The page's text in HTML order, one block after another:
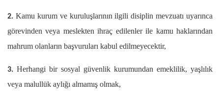
2. Kamu kurum ve kuruluşlarının ilgili disiplin mevzuatı uyarınca
görevinden veya meslekten ihraç edilenler ile kamu haklarından
mahrum olanların başvuruları kabul edilmeyecektir,
3. Herhangi bir sosyal güvenlik kurumundan emeklilik, yaşlılık
veya malullük aylığı almamış olmak,